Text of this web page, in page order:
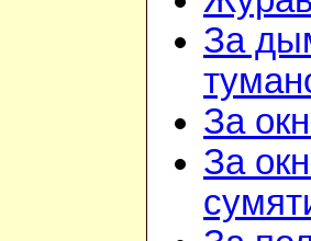
За
За
За